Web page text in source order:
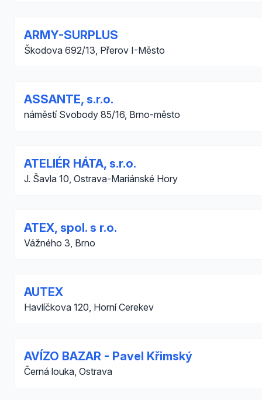
ARMY-SURPLUS
Škodova 692/13, Přerov I-Město
ASSANTE, s.r.o.
náměstí Svobody 85/16, Brno-město
ATELIÉR HÁTA, s.r.o.
J. Šavla 10, Ostrava-Mariánské Hory
ATEX, spol. s r.o.
Vážného 3, Brno
AUTEX
Havlíčkova 120, Horní Cerekev
AVÍZO BAZAR - Pavel Křimský
Černá louka, Ostrava